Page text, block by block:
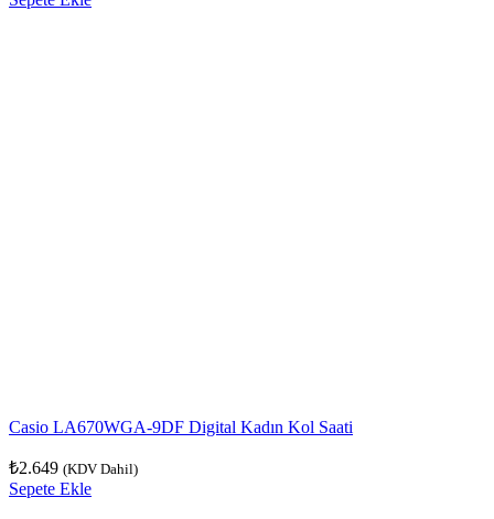
Casio LA670WGA-9DF Digital Kadın Kol Saati
₺2.649 (KDV Dahil)
Sepete Ekle